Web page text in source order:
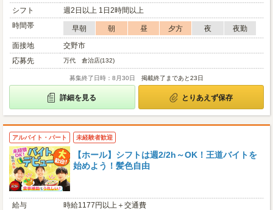
シフト
週2日以上 1日2時間以上
時間帯
早朝 朝 昼 夕方 夜
夜勤
面接地
交野市
応募先
万代 倉治店(132)
募集終了日時：8月30日 掲載終了まであと23日
詳細を見る とりあえず保存
アルバイト・パート 未経験者歓迎
【ホール】シフトは週2/2h～OK！王道バイトを
始めよう！髪色自由
給与
時給1177円以上＋交通費